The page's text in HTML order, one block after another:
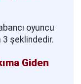
oyuncu
3 şeklindedir.
Giden